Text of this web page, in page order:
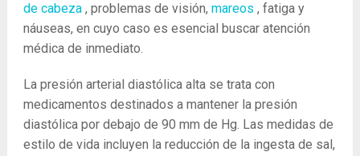
de cabeza, problemas de visión, mareos , fatiga y
náuseas, en cuyo caso es esencial buscar atención
médica de inmediato.
La presión arterial diastólica alta se trata con
medicamentos destinados a mantener la presión
diastólica por debajo de 90 mm de Hg. Las medidas de
estilo de vida incluyen la reducción de la ingesta de sal,